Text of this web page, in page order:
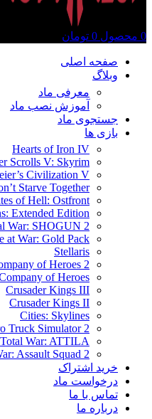
0 محصول 0 تومان
صفحه اصلی
وبلاگ
معرفی ماد
آموزش نصب ماد
جستجوی ماد
بازی ها
Hearts of Iron IV
Scrolls V: Skyrim
Civilization V
Starve Together
of Hell: Ostfront
Extended Edition
War: SHOGUN 2
at War: Gold Pack
Stellaris
of Heroes 2
of Heroes
Crusader Kings III
Crusader Kings II
Cities: Skylines
Truck Simulator 2
Total War: ATTILA
Assault Squad 2
خرید اشتراک
درخواست ماد
تماس با ما
درباره ما